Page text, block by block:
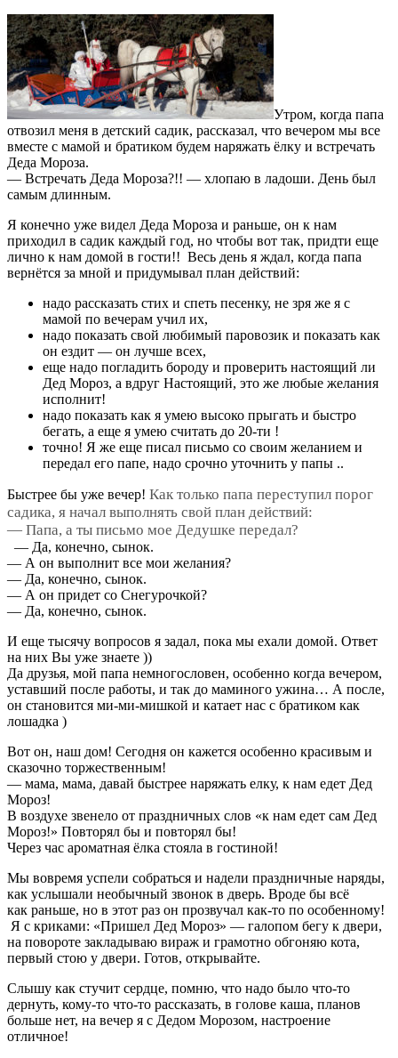
Утром, когда папа
отвозил меня в детский садик, рассказал, что вечером мы все
вместе с мамой и братиком будем наряжать ёлку и встречать
Деда Мороза.
— Встречать Деда Мороза?!! — хлопаю в ладоши. День был
самым длинным.
Я конечно уже видел Деда Мороза и раньше, он к нам
приходил в садик каждый год, но чтобы вот так, придти еще
лично к нам домой в гости!! Весь день я ждал, когда папа
вернётся за мной и придумывал план действий:
надо рассказать стих и спеть песенку, не зря же я с
мамой по вечерам учил их,
надо показать свой любимый паровозик и показать как
он ездит — он лучше всех,
еще надо погладить бороду и проверить настоящий ли
Дед Мороз, а вдруг Настоящий, это же любые желания
исполнит!
надо показать как я умею высоко прыгать и быстро
бегать, а еще я умею считать до 20-ти !
точно! Я же еще писал письмо со своим желанием и
передал его папе, надо срочно уточнить у папы ..
Быстрее бы уже вечер! Как только папа переступил порог
садика, я начал выполнять свой план действий:
— Папа, а ты письмо мое Дедушке передал?
— Да, конечно, сынок.
— А он выполнит все мои желания?
— Да, конечно, сынок.
— А он придет со Снегурочкой?
— Да, конечно, сынок.
И еще тысячу вопросов я задал, пока мы ехали домой. Ответ
на них Вы уже знаете ))
Да друзья, мой папа немногословен, особенно когда вечером,
уставший после работы, и так до маминого ужина… А после,
он становится ми-ми-мишкой и катает нас с братиком как
лошадка )
Вот он, наш дом! Сегодня он кажется особенно красивым и
сказочно торжественным!
— мама, мама, давай быстрее наряжать елку, к нам едет Дед
Мороз!
В воздухе звенело от праздничных слов «к нам едет сам Дед
Мороз!» Повторял бы и повторял бы!
Через час ароматная ёлка стояла в гостиной!
Мы вовремя успели собраться и надели праздничные наряды,
как услышали необычный звонок в дверь. Вроде бы всё
как раньше, но в этот раз он прозвучал как-то по особенному!
Я с криками: «Пришел Дед Мороз» — галопом бегу к двери,
на повороте закладываю вираж и грамотно обгоняю кота,
первый стою у двери. Готов, открывайте.
Слышу как стучит сердце, помню, что надо было что-то
дернуть, кому-то что-то рассказать, в голове каша, планов
больше нет, на вечер я с Дедом Морозом, настроение
отличное!